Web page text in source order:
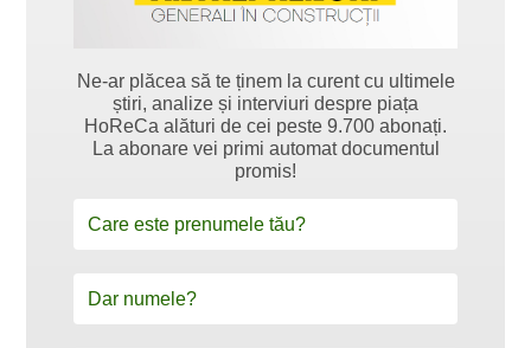
Ne-ar plăcea să te ținem la curent cu ultimele
știri, analize și interviuri despre piața
HoReCa alături de cei peste 9.700 abonați.
La abonare vei primi automat documentul
promis!